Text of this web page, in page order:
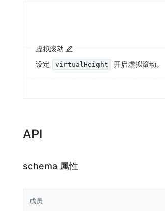
虚拟滚动
设定
virtualHeight 开启虚拟滚动。
API
schema 属性
成员